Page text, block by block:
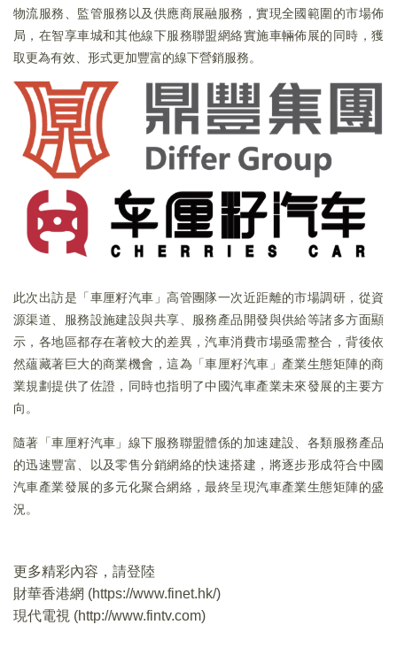
物流服務、監管服務以及供應商展融服務，實現全國範圍的市場佈
局，在智享車城和其他線下服務聯盟網絡實施車輛佈展的同時，獲
取更為有效、形式更加豐富的線下營銷服務。
此次出訪是「車厘籽汽車」高管團隊一次近距離的市場調研，從資
源渠道、服務設施建設與共享、服務產品開發與供給等諸多方面顯
示，各地區都存在著較大的差異，汽車消費市場亟需整合，背後依
然蘊藏著巨大的商業機會，這為「車厘籽汽車」產業生態矩陣的商
業規劃提供了佐證，同時也指明了中國汽車產業未來發展的主要方
向。
隨著「車厘籽汽車」線下服務聯盟體係的加速建設、各類服務產品
的迅速豐富、以及零售分銷網絡的快速搭建，將逐步形成符合中國
汽車產業發展的多元化聚合網絡，最終呈現汽車產業生態矩陣的盛
況。
更多精彩內容，請登陸
財華香港網 (https://www.finet.hk/)
現代電視 (http://www.fintv.com)